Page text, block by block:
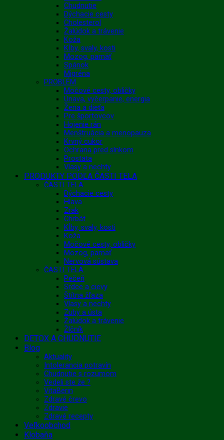
Chudnutie
Dýchacie cesty
Cholesterol
Žalúdok a trávenie
Koža
Kĺby, svaly, kosti
Mozog, pamäť
Spánok
Migréna
PROBLÉM
Močové cesty, obličky
Únava, vyčerpanie, energia
Žena a dieťa
Pre športovcov
Hojenie rán
Menštruácia a menopauza
Krvný cukor
Ochrana pred slnkom
Prostata
Vlasy a nechty
PRODUKTY PODĽA ČASTI TELA
ČASTI TELA
Dýchacie cesty
Hlava
Zrak
Chrbát
Kĺby, svaly, kosti
Koža
Močové cesty, obličky
Mozog, pamäť
Nervová sústava
ČASTI TELA
Pečeň
Srdce a cievy
Štítna žľaza
Vlasy a nechty
Zuby a ústa
Žalúdok a trávenie
Žlčník
DETOX A CHUDNUTIE
Blog
Aktuality
Intolerancia potravín
Chudnutie s rozumom
Vedeli ste že ?
VitaBerin
Zdravé črevo
Zdravie
Zdravé recepty
Veľkoobchod
Klobaňa